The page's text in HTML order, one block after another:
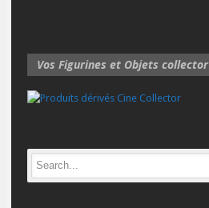
Vos Figurines et Objets collector